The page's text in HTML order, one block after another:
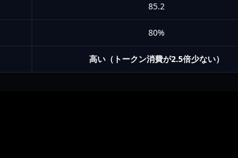
85.2
80%
高い（トークン消費が2.5倍少ない）